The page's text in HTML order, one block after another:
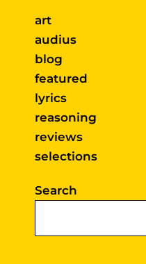
art
audius
blog
featured
lyrics
reasoning
reviews
selections
Search